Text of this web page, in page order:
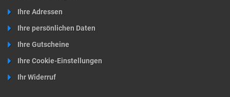
Ihre Adressen
Ihre persönlichen Daten
Ihre Gutscheine
Ihre Cookie-Einstellungen
Ihr Widerruf